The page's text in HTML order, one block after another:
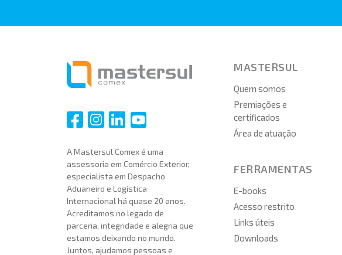
A Mastersul Comex é uma
assessoria em Comércio Exterior,
especialista em Despacho
Aduaneiro e Logística
Internacional há quase 20 anos.
Acreditamos no legado de
parceria, integridade e alegria que
estamos deixando no mundo.
Juntos, ajudamos pessoas e
MASTERSUL
Quem somos
Premiações e
certificados
Área de atuação
FERRAMENTAS
E-books
Acesso restrito
Links úteis
Downloads